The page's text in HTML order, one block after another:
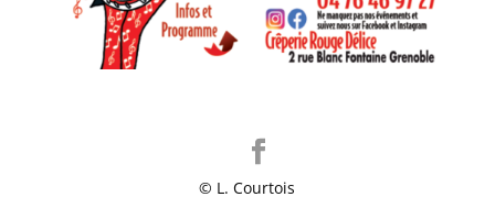
© L. Courtois